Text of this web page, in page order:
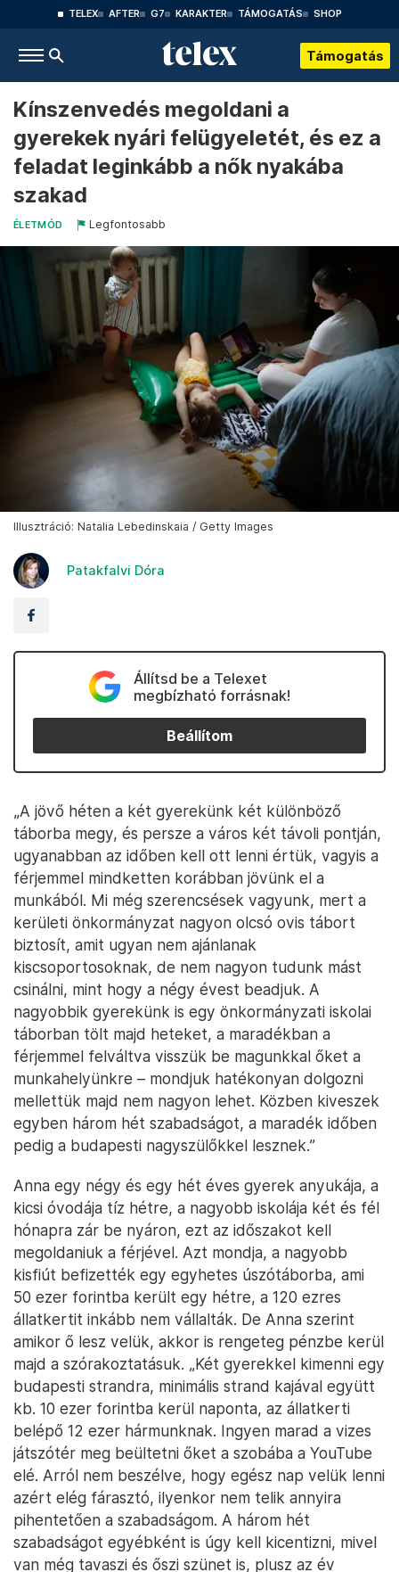
TELEX AFTER G7 KARAKTER TÁMOGATÁS SHOP
Támogatás
Kínszenvedés megoldani a
gyerekek nyári felügyeletét, és ez a
feladat leginkább a nők nyakába
szakad
ÉLETMÓD Legfontosabb
Illusztráció: Natalia Lebedinskaia / Getty Images
Patakfalvi Dóra
Állítsd be a Telexet
megbízható forrásnak!
Beállítom
„A jövő héten a két gyerekünk két különböző
táborba megy, és persze a város két távoli pontján,
ugyanabban az időben kell ott lenni értük, vagyis a
férjemmel mindketten korábban jövünk el a
munkából. Mi még szerencsések vagyunk, mert a
kerületi önkormányzat nagyon olcsó ovis tábort
biztosít, amit ugyan nem ajánlanak
kiscsoportosoknak, de nem nagyon tudunk mást
csinálni, mint hogy a négy évest beadjuk. A
nagyobbik gyerekünk is egy önkormányzati iskolai
táborban tölt majd heteket, a maradékban a
férjemmel felváltva visszük be magunkkal őket a
munkahelyünkre – mondjuk hatékonyan dolgozni
mellettük majd nem nagyon lehet. Közben kiveszek
egyben három hét szabadságot, a maradék időben
pedig a budapesti nagyszülőkkel lesznek.”
Anna egy négy és egy hét éves gyerek anyukája, a
kicsi óvodája tíz hétre, a nagyobb iskolája két és fél
hónapra zár be nyáron, ezt az időszakot kell
megoldaniuk a férjével. Azt mondja, a nagyobb
kisfiút befizették egy egyhetes úszótáborba, ami
50 ezer forintba került egy hétre, a 120 ezres
állatkertit inkább nem vállalták. De Anna szerint
amikor ő lesz velük, akkor is rengeteg pénzbe kerül
majd a szórakoztatásuk. „Két gyerekkel kimenni egy
budapesti strandra, minimális strand kajával együtt
kb. 10 ezer forintba kerül naponta, az állatkerti
belépő 12 ezer hármunknak. Ingyen marad a vizes
játszótér meg beültetni őket a szobába a YouTube
elé. Arról nem beszélve, hogy egész nap velük lenni
azért elég fárasztó, ilyenkor nem telik annyira
pihentetően a szabadságom. A három hét
szabadságot egyébként is úgy kell kicentizni, mivel
van még tavaszi és őszi szünet is, plusz az év